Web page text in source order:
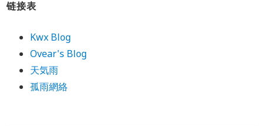
链接表
Kwx Blog
Ovear's Blog
天気雨
孤雨網絡